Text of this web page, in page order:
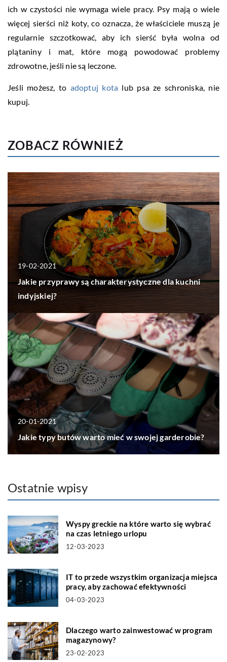
ich w czystości nie wymaga wiele pracy. Psy mają o wiele
więcej sierści niż koty, co oznacza, że właściciele muszą je
regularnie szczotkować, aby ich sierść była wolna od
plątaniny i mat, które mogą powodować problemy
zdrowotne, jeśli nie są leczone.
Jeśli możesz, to adoptuj kota lub psa ze schroniska, nie
kupuj.
ZOBACZ RÓWNIEŻ
19-02-2021
Jakie przyprawy są charakterystyczne dla kuchni
indyjskiej?
20-01-2021
Jakie typy butów warto mieć w swojej garderobie?
Ostatnie wpisy
Wyspy greckie na które warto się wybrać
na czas letniego urlopu
12-03-2023
IT to przede wszystkim organizacja miejsca
pracy, aby zachować efektywności
04-03-2023
Dlaczego warto zainwestować w program
magazynowy?
23-02-2023